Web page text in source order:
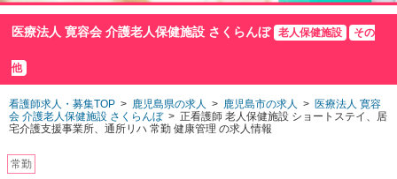
医療法人 寛容会 介護老人保健施設 さくらんぼ 老人保健施設 その
他
看護師求人・募集TOP > 鹿児島県の求人 > 鹿児島市の求人 > 医療法人 寛容
会 介護老人保健施設 さくらんぼ> 正看護師 老人保健施設 ショートステイ、居
宅介護支援事業所、通所リハ 常勤 健康管理 の求人情報
常勤